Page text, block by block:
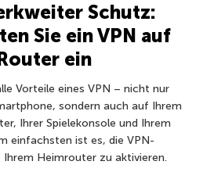
Schutz:
Sie ein VPN auf
ein
Vorteile eines VPN – nicht nur
sondern auch auf Ihrem
Ihrer Spielekonsole und Ihrem
einfachsten ist es, die VPN-
Ihrem Heimrouter zu aktivieren.